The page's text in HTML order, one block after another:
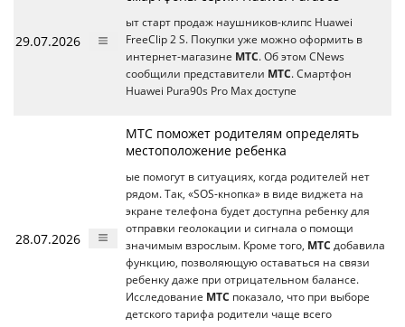
29.07.2026
ыт старт продаж наушников-клипс Huawei
FreeClip 2 S. Покупки уже можно оформить в
интернет-магазине МТС. Об этом CNews
сообщили представители МТС. Смартфон
Huawei Pura90s Pro Max доступе
28.07.2026
МТС поможет родителям определять
местоположение ребенка
ые помогут в ситуациях, когда родителей нет
рядом. Так, «SOS-кнопка» в виде виджета на
экране телефона будет доступна ребенку для
отправки геолокации и сигнала о помощи
значимым взрослым. Кроме того, МТС добавила
функцию, позволяющую оставаться на связи
ребенку даже при отрицательном балансе.
Исследование МТС показало, что при выборе
детского тарифа родители чаще всего